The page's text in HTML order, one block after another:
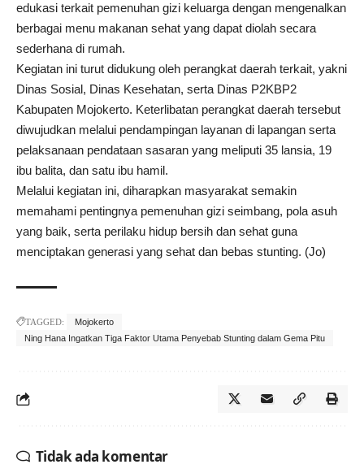
edukasi terkait pemenuhan gizi keluarga dengan mengenalkan
berbagai menu makanan sehat yang dapat diolah secara
sederhana di rumah.
Kegiatan ini turut didukung oleh perangkat daerah terkait, yakni
Dinas Sosial, Dinas Kesehatan, serta Dinas P2KBP2
Kabupaten Mojokerto. Keterlibatan perangkat daerah tersebut
diwujudkan melalui pendampingan layanan di lapangan serta
pelaksanaan pendataan sasaran yang meliputi 35 lansia, 19
ibu balita, dan satu ibu hamil.
Melalui kegiatan ini, diharapkan masyarakat semakin
memahami pentingnya pemenuhan gizi seimbang, pola asuh
yang baik, serta perilaku hidup bersih dan sehat guna
menciptakan generasi yang sehat dan bebas stunting. (Jo)
TAGGED:
Mojokerto
Ning Hana Ingatkan Tiga Faktor Utama Penyebab Stunting dalam Gema Pitu
Tidak ada komentar